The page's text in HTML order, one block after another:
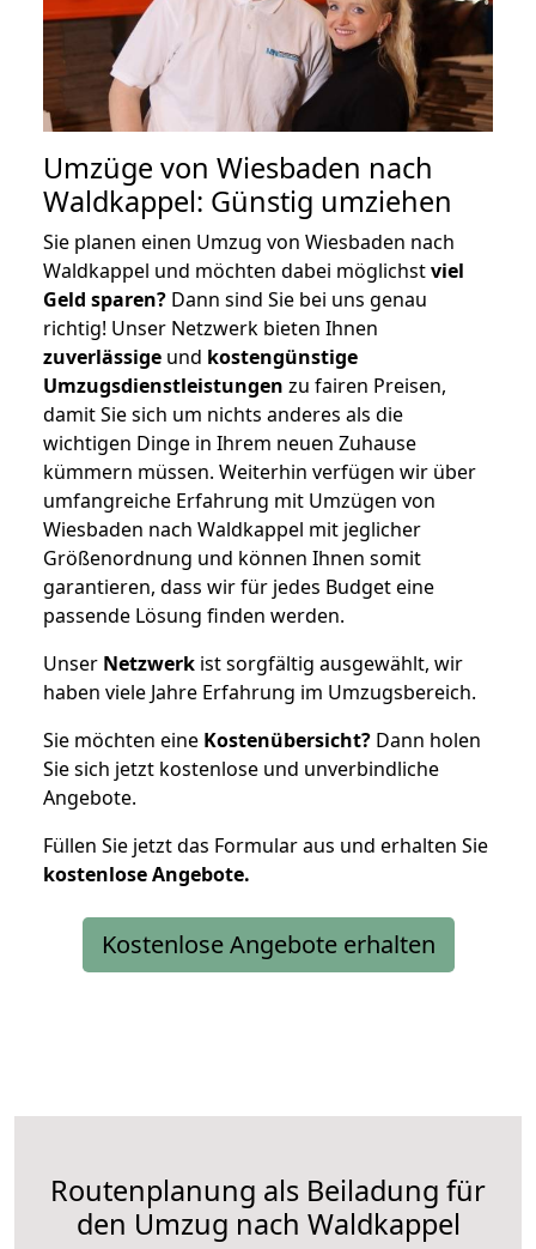
Umzüge von Wiesbaden nach
Waldkappel: Günstig umziehen
Sie planen einen Umzug von Wiesbaden nach
Waldkappel und möchten dabei möglichstviel
Geld sparen? Dann sind Sie bei uns genau
richtig! Unser Netzwerk bieten Ihnen
zuverlässige und kostengünstige
Umzugsdienstleistungen zu fairen Preisen,
damit Sie sich um nichts anderes als die
wichtigen Dinge in Ihrem neuen Zuhause
kümmern müssen. Weiterhin verfügen wir über
umfangreiche Erfahrung mit Umzügen von
Wiesbaden nach Waldkappel mit jeglicher
Größenordnung und können Ihnen somit
garantieren, dass wir für jedes Budget eine
passende Lösung finden werden.
Unser Netzwerk ist sorgfältig ausgewählt, wir
haben viele Jahre Erfahrung im Umzugsbereich.
Sie möchten eine Kostenübersicht? Dann holen
Sie sich jetzt kostenlose und unverbindliche
Angebote.
Füllen Sie jetzt das Formular aus und erhalten Sie
kostenloseAngebote.
Kostenlose Angebote erhalten
Routenplanung als Beiladung für
den Umzug nach Waldkappel